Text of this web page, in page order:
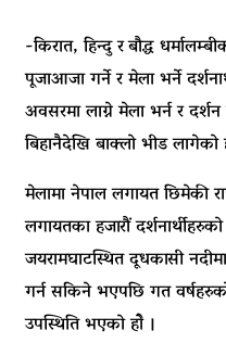
-किरात, हिन्दु र बौद्ध
पूजाआजा गर्ने र मेला भर्ने
अवसरमा लाग्ने मेला भर्न र
बिहानैदेखि बाक्लो भीड लागेको
मेलामा नेपाल लगायत छिमेकी
लगायतका हजारौं
जयरामघाटस्थित दूधकासी
गर्न सकिने भएपछि गत
उपस्थिति भएको होे ।